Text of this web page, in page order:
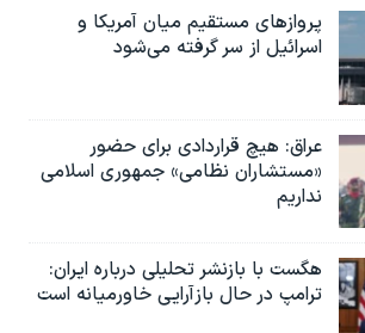
پروازهای مستقیم میان آمریکا و
اسرائیل از سر گرفته می‌شود
عراق: هیچ قراردادی برای حضور
«مستشاران نظامی» جمهوری اسلامی
نداریم
هگست با بازنشر تحلیلی درباره ایران:
ترامپ در حال بازآرایی خاورمیانه است